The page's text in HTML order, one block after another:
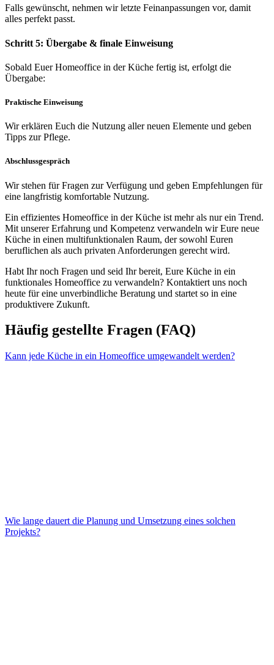
Falls gewünscht, nehmen wir letzte Feinanpassungen vor, damit
alles perfekt passt.
Schritt 5: Übergabe & finale Einweisung
Sobald Euer Homeoffice in der Küche fertig ist, erfolgt die
Übergabe:
Praktische Einweisung
Wir erklären Euch die Nutzung aller neuen Elemente und geben
Tipps zur Pflege.
Abschlussgespräch
Wir stehen für Fragen zur Verfügung und geben Empfehlungen für
eine langfristig komfortable Nutzung.
Ein effizientes Homeoffice in der Küche ist mehr als nur ein Trend.
Mit unserer Erfahrung und Kompetenz verwandeln wir Eure neue
Küche in einen multifunktionalen Raum, der sowohl Euren
beruflichen als auch privaten Anforderungen gerecht wird.
Habt Ihr noch Fragen und seid Ihr bereit, Eure Küche in ein
funktionales Homeoffice zu verwandeln? Kontaktiert uns noch
heute für eine unverbindliche Beratung und startet so in eine
produktivere Zukunft.
Häufig gestellte Fragen (FAQ)
Kann jede Küche in ein Homeoffice umgewandelt werden?
Grundsätzlich ja. Die Möglichkeiten hängen jedoch von der Größe
Wie lange dauert die Planung und Umsetzung eines solchen
Projekts?